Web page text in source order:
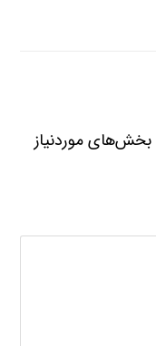
بخش‌های موردنیاز